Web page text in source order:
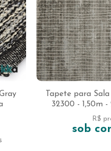
Tapete para
32300 - 1,50m
R$
sob